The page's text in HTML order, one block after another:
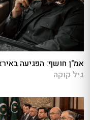
אמ"ן חושף: הפגיעה
גיל קוקה